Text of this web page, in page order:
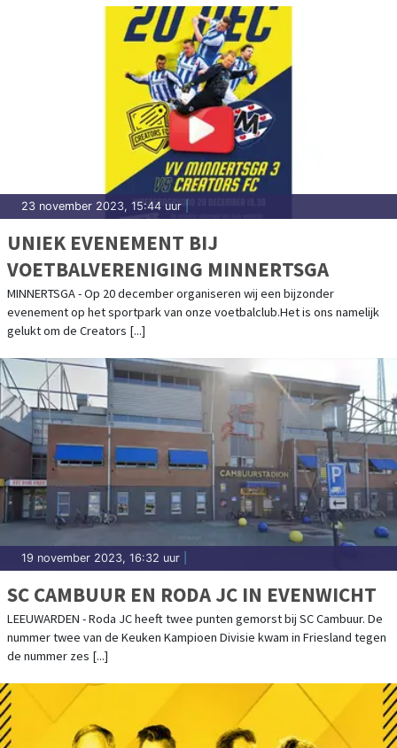
23 november 2023, 15:44 uur
UNIEK EVENEMENT BIJ
VOETBALVERENIGING MINNERTSGA
MINNERTSGA - Op 20 december organiseren wij een bijzonder
evenement op het sportpark van onze voetbalclub.Het is ons namelijk
gelukt om de Creators [...]
19 november 2023, 16:32 uur
SC CAMBUUR EN RODA JC IN EVENWICHT
LEEUWARDEN - Roda JC heeft twee punten gemorst bij SC Cambuur. De
nummer twee van de Keuken Kampioen Divisie kwam in Friesland tegen
de nummer zes [...]